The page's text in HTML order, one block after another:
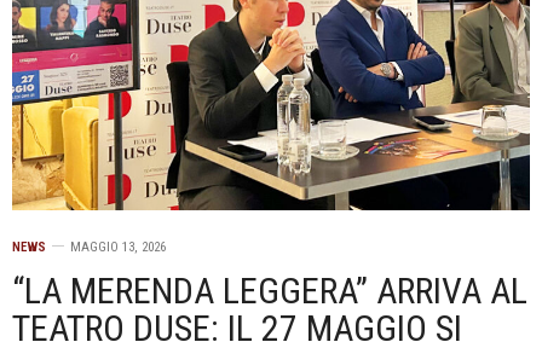
NEWS MAGGIO 13, 2026
“LA MERENDA LEGGERA” ARRIVA AL
TEATRO DUSE: IL 27 MAGGIO SI